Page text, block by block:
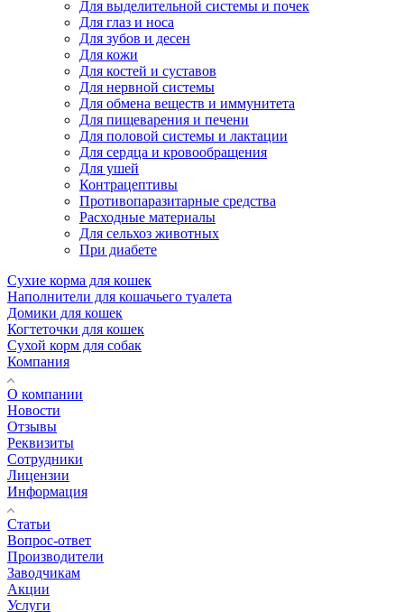
Для выделительной системы и почек
Для глаз и носа
Для зубов и десен
Для кожи
Для костей и суставов
Для нервной системы
Для обмена веществ и иммунитета
Для пищеварения и печени
Для половой системы и лактации
Для сердца и кровообращения
Для ушей
Контрацептивы
Противопаразитарные средства
Расходные материалы
Для сельхоз животных
При диабете
Сухие корма для кошек
Наполнители для кошачьего туалета
Домики для кошек
Когтеточки для кошек
Сухой корм для собак
Компания
О компании
Новости
Отзывы
Реквизиты
Сотрудники
Лицензии
Информация
Статьи
Вопрос-ответ
Производители
Заводчикам
Акции
Услуги